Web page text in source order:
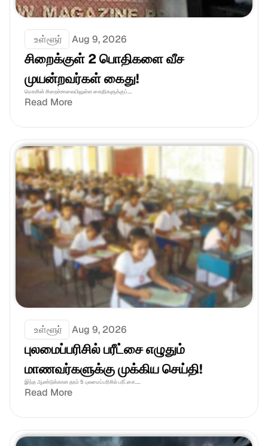
உள்ளூர் Aug 9, 2026
சிறைக்குள் 2 பொதிகளை வீச
முயன்றவர்கள் கைது!
மெகசின் சிறைச்சாலையிலுள்ள கைதிகளுக்குப்....
Read More
உள்ளூர் Aug 9, 2026
புலமைப்பரிசில் பரீட்சை எழுதும்
மாணவர்களுக்கு முக்கிய செய்தி!
இந்த ஆண்டுக்கான தரம் 5 புலமைப்பரிசில் பரீட்சை.....
Read More